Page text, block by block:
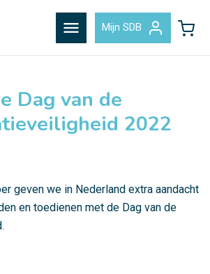
menu Mijn SDB
Dag van de
2022
geven we in Nederland extra aandacht
en toedienen met de Dag van de